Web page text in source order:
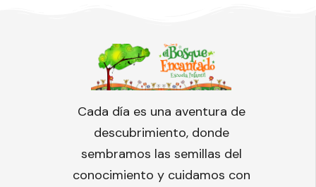
Cada día es una aventura de
descubrimiento, donde
sembramos las semillas del
conocimiento y cuidamos con